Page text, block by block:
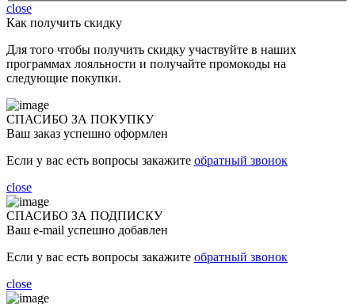
close
Как получить скидку
Для того чтобы получить скидку участвуйте в наших
программах лояльности и получайте промокоды на
следующие покупки.
СПАСИБО ЗА ПОКУПКУ
Ваш заказ успешно оформлен
Если у вас есть вопросы закажите обратный звонок
close
СПАСИБО ЗА ПОДПИСКУ
Ваш e-mail успешно добавлен
Если у вас есть вопросы закажите обратный звонок
close